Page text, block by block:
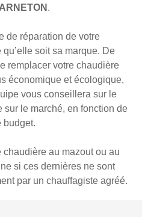
.
de réparation de votre
soit sa marque. De
remplacer votre chaudière
économique et écologique,
vous conseillera sur le
le marché, en fonction de
budget.
chaudière au mazout ou au
si ces dernières ne sont
par un chauffagiste agréé.